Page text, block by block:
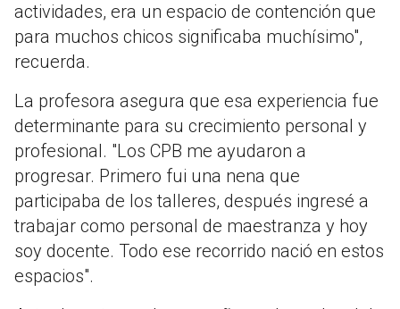
actividades, era un espacio de contención que
para muchos chicos significaba muchísimo",
recuerda.
La profesora asegura que esa experiencia fue
determinante para su crecimiento personal y
profesional. "Los CPB me ayudaron a
progresar. Primero fui una nena que
participaba de los talleres, después ingresé a
trabajar como personal de maestranza y hoy
soy docente. Todo ese recorrido nació en estos
espacios".